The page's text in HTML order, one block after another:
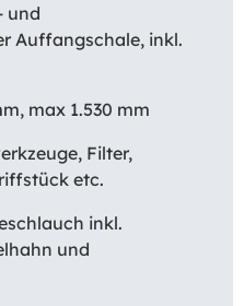
und
Auffangschale, inkl.
max 1.530 mm
Filter,
etc.
inkl.
und